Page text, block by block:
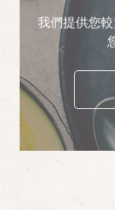
我們提供您